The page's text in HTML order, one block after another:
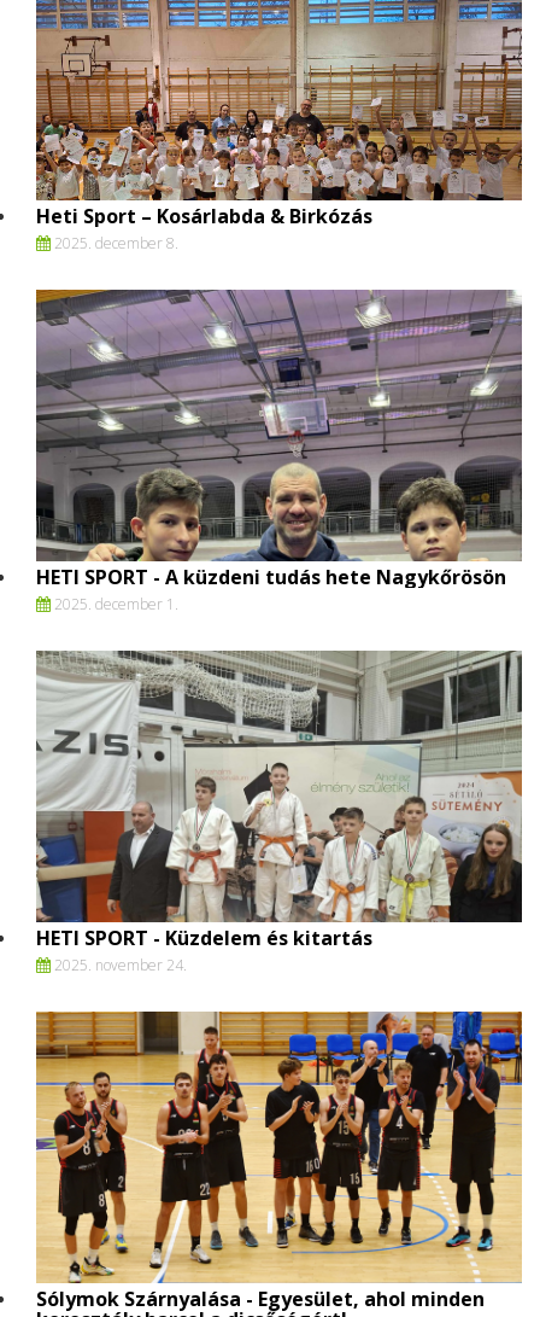
Heti Sport – Kosárlabda & Birkózás
2025. december 8.
HETI SPORT - A küzdeni tudás hete Nagykőrösön
2025. december 1.
HETI SPORT - Küzdelem és kitartás
2025. november 24.
Sólymok Szárnyalása - Egyesület, ahol minden